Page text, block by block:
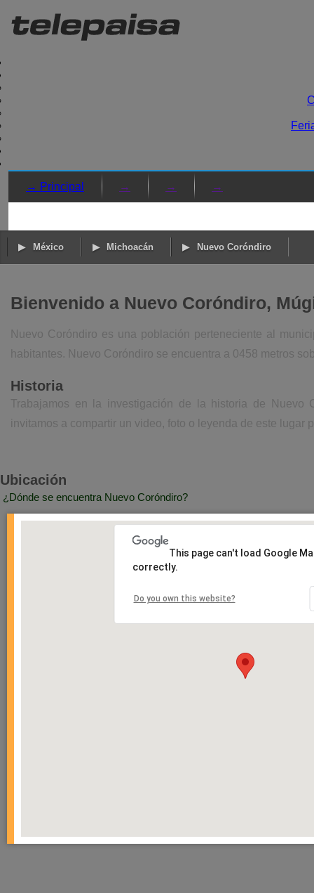
→ Principal → → →
México Michoacán Nuevo Coróndiro
Bienvenido a Nuevo Coróndiro,
Nuevo Coróndiro es una población perteneciente al
habitantes. Nuevo Coróndiro se encuentra a 0458 metros
Historia
Trabajamos en la investigación de la historia de Nuevo
invitamos a compartir un video, foto o leyenda de este lugar
Ubicación
¿Dónde se encuentra Nuevo Coróndiro?
This page can't load Google
correctly.
Do you own this website?